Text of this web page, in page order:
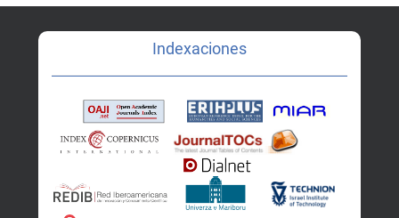
Indexaciones